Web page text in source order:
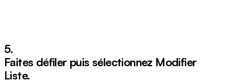
5.
Faites défiler puis sélectionnez Modifier
Liste.